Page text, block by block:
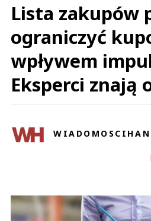
Lista zakupów
ograniczyć
wpływem
Eksperci znają